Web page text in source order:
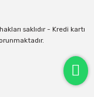
saklıdır - Kredi kartı